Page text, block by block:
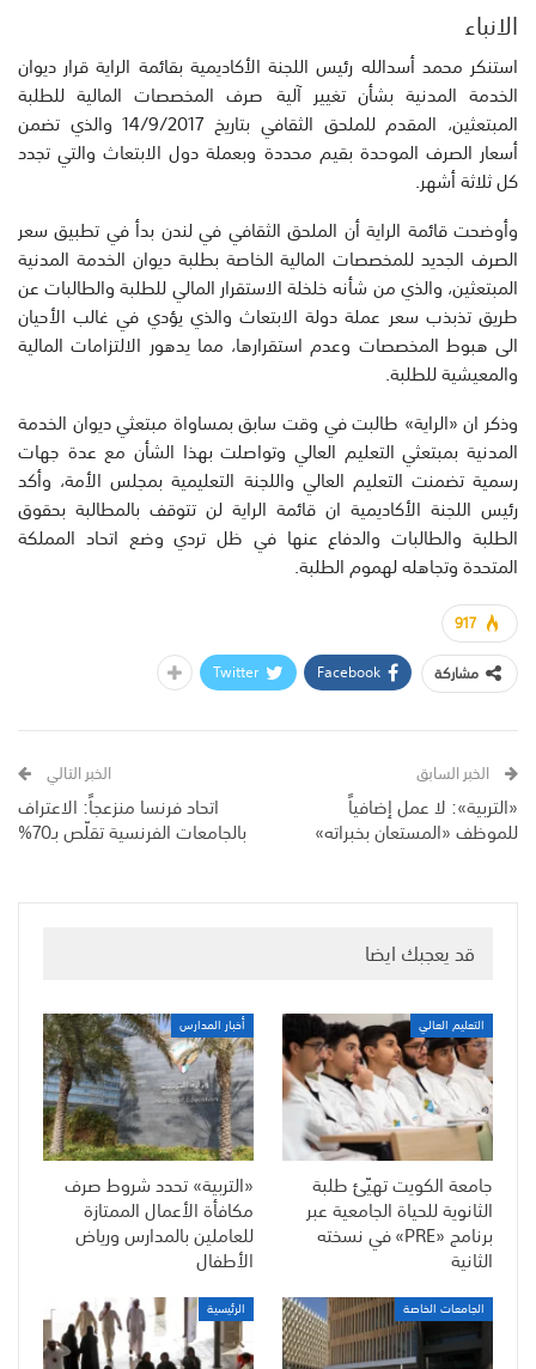
الانباء
استنكر محمد أسدالله رئيس اللجنة الأكاديمية بقائمة الراية قرار ديوان
الخدمة المدنية بشأن تغيير آلية صرف المخصصات المالية للطلبة
المبتعثين، المقدم للملحق الثقافي بتاريخ 14/9/2017 والذي تضمن
أسعار الصرف الموحدة بقيم محددة وبعملة دول الابتعاث والتي تجدد
كل ثلاثة أشهر.
وأوضحت قائمة الراية أن الملحق الثقافي في لندن بدأ في تطبيق سعر
الصرف الجديد للمخصصات المالية الخاصة بطلبة ديوان الخدمة المدنية
المبتعثين، والذي من شأنه خلخلة الاستقرار المالي للطلبة والطالبات عن
طريق تذبذب سعر عملة دولة الابتعاث والذي يؤدي في غالب الأحيان
الى هبوط المخصصات وعدم استقرارها، مما يدهور الالتزامات المالية
والمعيشية للطلبة.
وذكر ان «الراية» طالبت في وقت سابق بمساواة مبتعثي ديوان الخدمة
المدنية بمبتعثي التعليم العالي وتواصلت بهذا الشأن مع عدة جهات
رسمية تضمنت التعليم العالي واللجنة التعليمية بمجلس الأمة، وأكد
رئيس اللجنة الأكاديمية ان قائمة الراية لن تتوقف بالمطالبة بحقوق
الطلبة والطالبات والدفاع عنها في ظل تردي وضع اتحاد المملكة
المتحدة وتجاهله لهموم الطلبة.
917
مشاركة
Facebook
Twitter
الخبر السابق
«التربية»: لا عمل إضافياً
للموظف «المستعان بخبراته»
الخبر التالي
اتحاد فرنسا منزعجاً: الاعتراف
بالجامعات الفرنسية تقلّص بـ70%
قد يعجبك ايضا
التعليم العالي
جامعة الكويت تهيّئ طلبة
الثانوية للحياة الجامعية عبر
برنامج «PRE» في نسخته
الثانية
أخبار المدارس
«التربية» تحدد شروط صرف
مكافأة الأعمال الممتازة
للعاملين بالمدارس ورياض
الأطفال
الجامعات الخاصة الرئيسية